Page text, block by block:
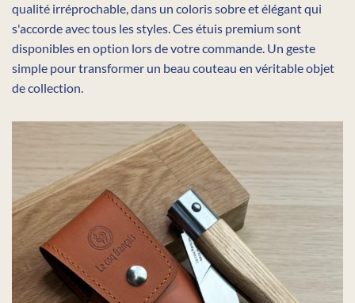
qualité irréprochable, dans un coloris sobre et élégant qui
s'accorde avec tous les styles. Ces étuis premium sont
disponibles en option lors de votre commande. Un geste
simple pour transformer un beau couteau en véritable objet
de collection.